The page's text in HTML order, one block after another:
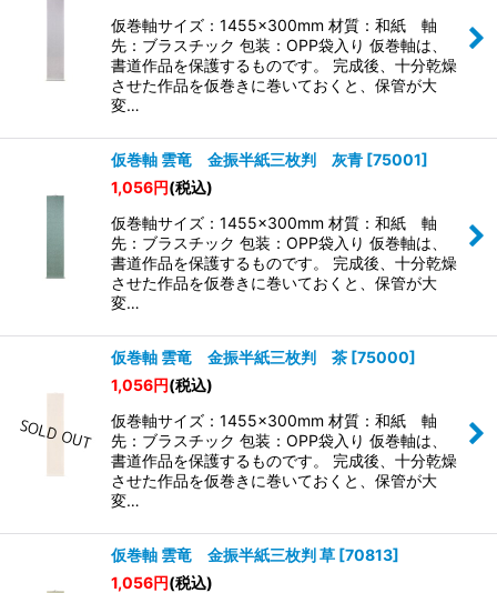
仮巻軸サイズ：1455×300mm 材質：和紙 軸
先：ブラスチック 包装：OPP袋入り 仮巻軸は、
書道作品を保護するものです。 完成後、十分乾燥
させた作品を仮巻きに巻いておくと、保管が大
変…
仮巻軸 雲竜 金振半紙三枚判 灰青 [75001]
1,056円(税込)
仮巻軸サイズ：1455×300mm 材質：和紙 軸
先：ブラスチック 包装：OPP袋入り 仮巻軸は、
書道作品を保護するものです。 完成後、十分乾燥
させた作品を仮巻きに巻いておくと、保管が大
変…
仮巻軸 雲竜 金振半紙三枚判 茶 [75000]
1,056円(税込)
仮巻軸サイズ：1455×300mm 材質：和紙 軸
先：ブラスチック 包装：OPP袋入り 仮巻軸は、
書道作品を保護するものです。 完成後、十分乾燥
させた作品を仮巻きに巻いておくと、保管が大
変…
仮巻軸 雲竜 金振半紙三枚判 草 [70813]
1,056円(税込)